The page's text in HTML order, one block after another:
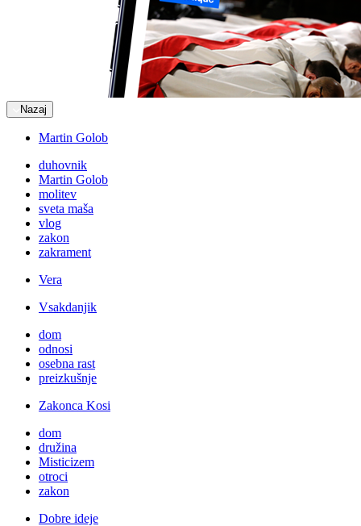
Nazaj
Martin Golob
duhovnik
Martin Golob
molitev
sveta maša
vlog
zakon
zakrament
Vera
Vsakdanjik
dom
odnosi
osebna rast
preizkušnje
Zakonca Kosi
dom
družina
Misticizem
otroci
zakon
Dobre ideje